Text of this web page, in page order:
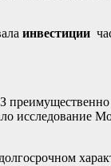
инвестиции